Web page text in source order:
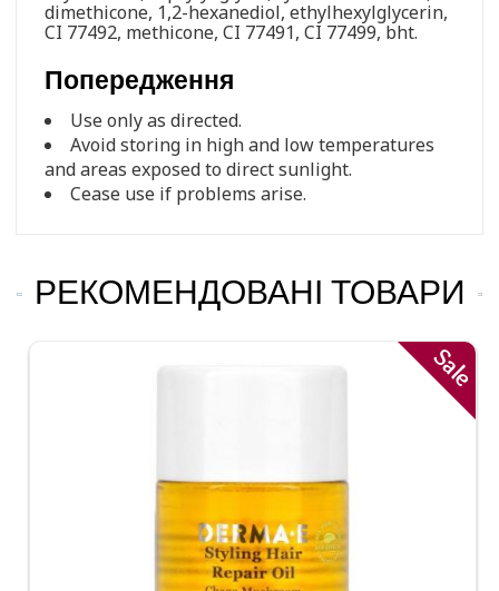
dimethicone, 1,2-hexanediol, ethylhexylglycerin,
CI 77492, methicone, CI 77491, CI 77499, bht.
Попередження
Use only as directed.
Avoid storing in high and low temperatures
and areas exposed to direct sunlight.
Cease use if problems arise.
РЕКОМЕНДОВАНІ ТОВАРИ
Sale